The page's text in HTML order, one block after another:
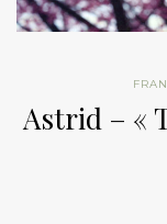
Astrid – «